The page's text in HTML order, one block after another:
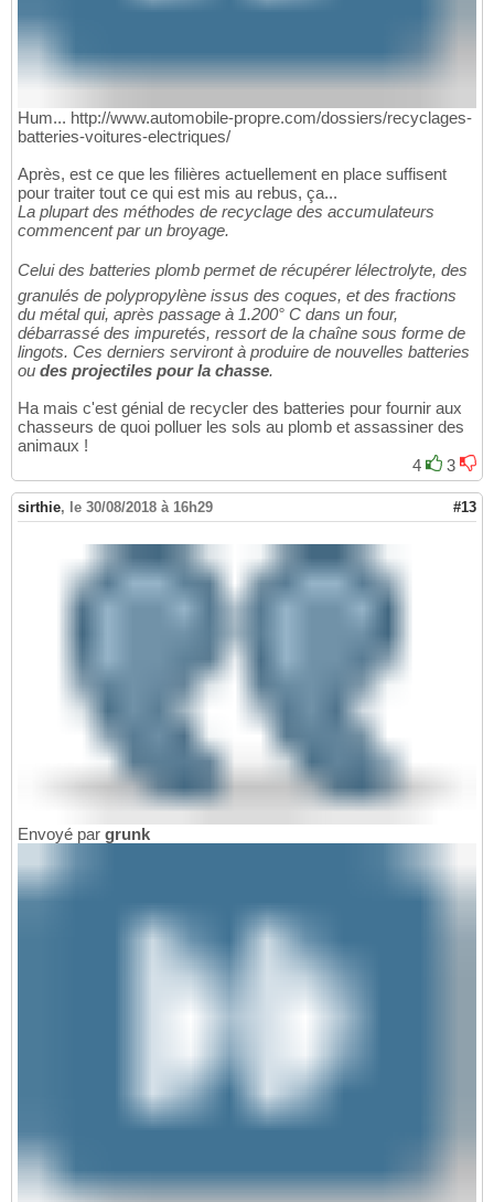
Hum... http://www.automobile-propre.com/dossiers/recyclages-
batteries-voitures-electriques/
Après, est ce que les filières actuellement en place suffisent
pour traiter tout ce qui est mis au rebus, ça...
La plupart des méthodes de recyclage des accumulateurs
commencent par un broyage.
Celui des batteries plomb permet de récupérer lélectrolyte, des
granulés de polypropylène issus des coques, et des fractions
du métal qui, après passage à 1.200° C dans un four,
débarrassé des impuretés, ressort de la chaîne sous forme de
lingots. Ces derniers serviront à produire de nouvelles batteries
ou des projectiles pour la chasse.
Ha mais c'est génial de recycler des batteries pour fournir aux
chasseurs de quoi polluer les sols au plomb et assassiner des
animaux !
4
3
sirthie, le 30/08/2018 à 16h29 #13
Envoyé par grunk